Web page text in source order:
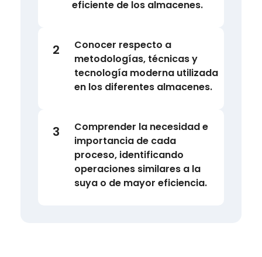
eficiente de los almacenes.
2
Conocer respecto a
metodologías, técnicas y
tecnología moderna utilizada
en los diferentes almacenes.
3
Comprender la necesidad e
importancia de cada
proceso, identificando
operaciones similares a la
suya o de mayor eficiencia.